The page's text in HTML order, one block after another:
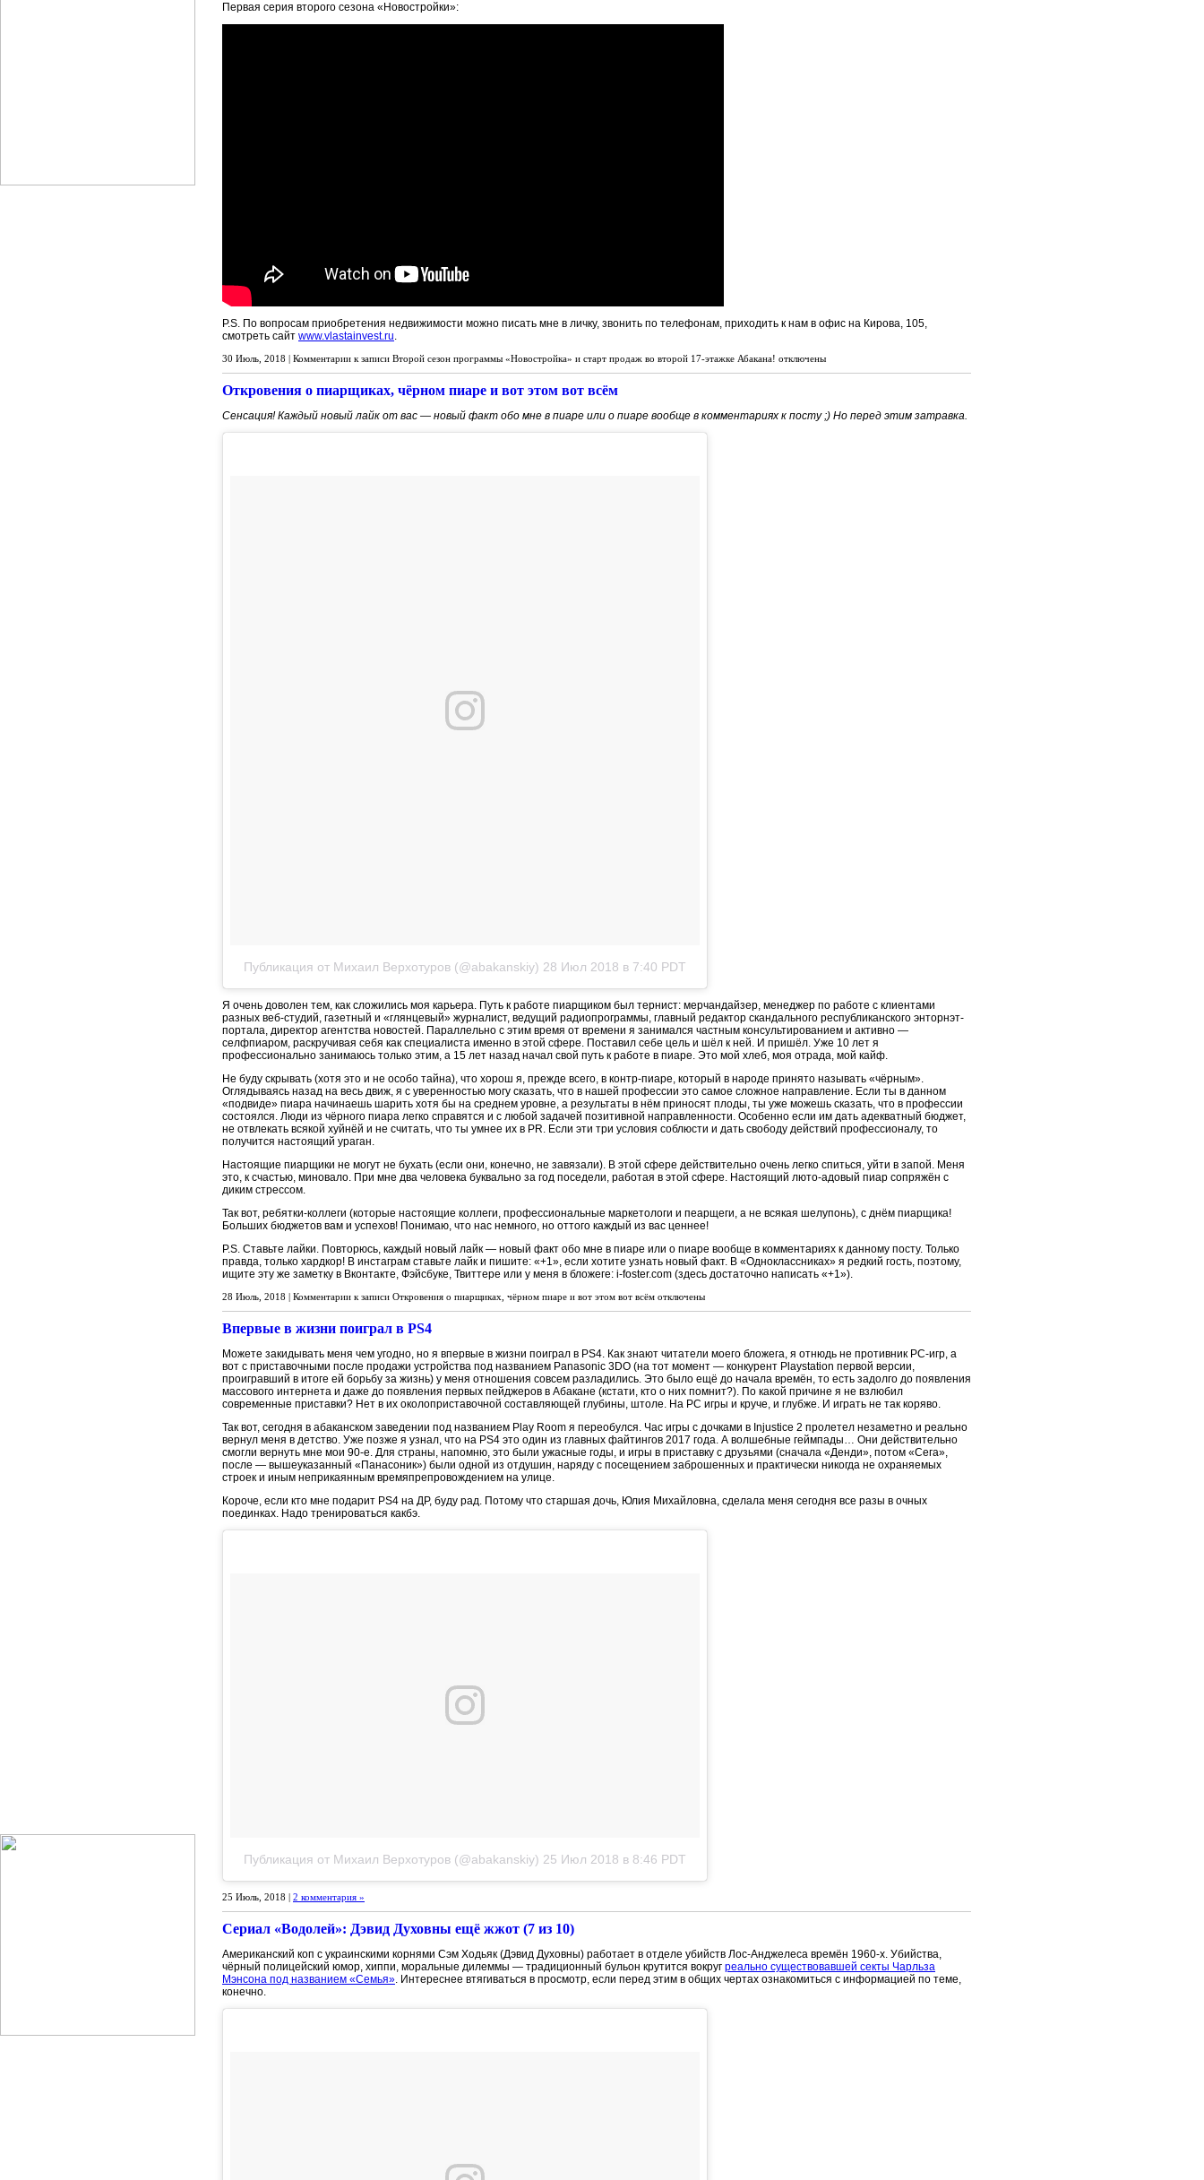
Первая серия второго сезона «Новостройки»:
P.S. По вопросам приобретения недвижимости можно писать мне в личку, звонить по телефонам, приходить к нам в офис на Кирова, 105,
смотреть сайт www.vlastainvest.ru.
30 Июль, 2018 | Комментарии к записи Второй сезон программы «Новостройка» и старт продаж во второй 17-этажке Абакана! отключены
Откровения о пиарщиках, чёрном пиаре и вот этом вот всём
Сенсация! Каждый новый лайк от вас — новый факт обо мне в пиаре или о пиаре вообще в комментариях к посту ;) Но перед этим затравка.
Публикация от Михаил Верхотуров (@abakanskiy) 28 Июл 2018 в 7:40 PDT
Я очень доволен тем, как сложились моя карьера. Путь к работе пиарщиком был тернист: мерчандайзер, менеджер по работе с клиентами
разных веб-студий, газетный и «глянцевый» журналист, ведущий радиопрограммы, главный редактор скандального республиканского энторнэт-
портала, директор агентства новостей. Параллельно с этим время от времени я занимался частным консультированием и активно —
селфпиаром, раскручивая себя как специалиста именно в этой сфере. Поставил себе цель и шёл к ней. И пришёл. Уже 10 лет я
профессионально занимаюсь только этим, а 15 лет назад начал свой путь к работе в пиаре. Это мой хлеб, моя отрада, мой кайф.
Не буду скрывать (хотя это и не особо тайна), что хорош я, прежде всего, в контр-пиаре, который в народе принято называть «чёрным».
Оглядываясь назад на весь движ, я с уверенностью могу сказать, что в нашей профессии это самое сложное направление. Если ты в данном
«подвиде» пиара начинаешь шарить хотя бы на среднем уровне, а результаты в нём приносят плоды, ты уже можешь сказать, что в профессии
состоялся. Люди из чёрного пиара легко справятся и с любой задачей позитивной направленности. Особенно если им дать адекватный бюджет,
не отвлекать всякой хуйнёй и не считать, что ты умнее их в PR. Если эти три условия соблюсти и дать свободу действий профессионалу, то
получится настоящий ураган.
Настоящие пиарщики не могут не бухать (если они, конечно, не завязали). В этой сфере действительно очень легко спиться, уйти в запой. Меня
это, к счастью, миновало. При мне два человека буквально за год поседели, работая в этой сфере. Настоящий люто-адовый пиар сопряжён с
диким стрессом.
Так вот, ребятки-коллеги (которые настоящие коллеги, профессиональные маркетологи и пеарщеги, а не всякая шелупонь), с днём пиарщика!
Больших бюджетов вам и успехов! Понимаю, что нас немного, но оттого каждый из вас ценнее!
P.S. Ставьте лайки. Повторюсь, каждый новый лайк — новый факт обо мне в пиаре или о пиаре вообще в комментариях к данному посту. Только
правда, только хардкор! В инстаграм ставьте лайк и пишите: «+1», если хотите узнать новый факт. В «Одноклассниках» я редкий гость, поэтому,
ищите эту же заметку в Вконтакте, Фэйсбуке, Твиттере или у меня в бложеге: i-foster.com (здесь достаточно написать «+1»).
28 Июль, 2018 | Комментарии к записи Откровения о пиарщиках, чёрном пиаре и вот этом вот всём отключены
Впервые в жизни поиграл в PS4
Можете закидывать меня чем угодно, но я впервые в жизни поиграл в PS4. Как знают читатели моего бложега, я отнюдь не противник PC-игр, а
вот с приставочными после продажи устройства под названием Panasonic 3DO (на тот момент — конкурент Playstation первой версии,
проигравший в итоге ей борьбу за жизнь) у меня отношения совсем разладились. Это было ещё до начала времён, то есть задолго до появления
массового интернета и даже до появления первых пейджеров в Абакане (кстати, кто о них помнит?). По какой причине я не взлюбил
современные приставки? Нет в их околоприставочной составляющей глубины, штоле. На PC игры и круче, и глубже. И играть не так коряво.
Так вот, сегодня в абаканском заведении под названием Play Room я переобулся. Час игры с дочками в Injustice 2 пролетел незаметно и реально
вернул меня в детство. Уже позже я узнал, что на PS4 это один из главных файтингов 2017 года. А волшебные геймпады… Они действительно
смогли вернуть мне мои 90-е. Для страны, напомню, это были ужасные годы, и игры в приставку с друзьями (сначала «Денди», потом «Сега»,
после — вышеуказанный «Панасоник») были одной из отдушин, наряду с посещением заброшенных и практически никогда не охраняемых
строек и иным неприкаянным времяпрепровождением на улице.
Короче, если кто мне подарит PS4 на ДР, буду рад. Потому что старшая дочь, Юлия Михайловна, сделала меня сегодня все разы в очных
поединках. Надо тренироваться какбэ.
Публикация от Михаил Верхотуров (@abakanskiy) 25 Июл 2018 в 8:46 PDT
25 Июль, 2018 | 2 комментария »
Сериал «Водолей»: Дэвид Духовны ещё жжот (7 из 10)
Американский коп с украинскими корнями Сэм Ходьяк (Дэвид Духовны) работает в отделе убийств Лос-Анджелеса времён 1960-х. Убийства,
чёрный полицейский юмор, хиппи, моральные дилеммы — традиционный бульон крутится вокруг реально существовавшей секты Чарльза
Мэнсона под названием «Семья» . Интереснее втягиваться в просмотр, если перед этим в общих чертах ознакомиться с информацией по теме,
конечно.